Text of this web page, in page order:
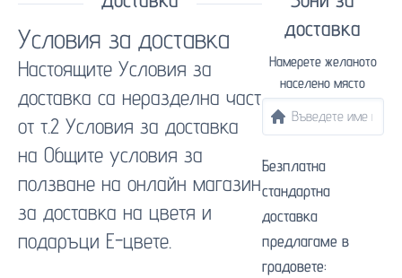
Условия за доставка
Настоящите Условия за
доставка са неразделна част
от т.2 Условия за доставка
на Общите условия за
ползване на онлайн магазин
за доставка на цветя и
подаръци Е-цвете.
доставка
Намерете желаното
населено място
Безплатна
стандартна
доставка
предлагаме в
градовете: